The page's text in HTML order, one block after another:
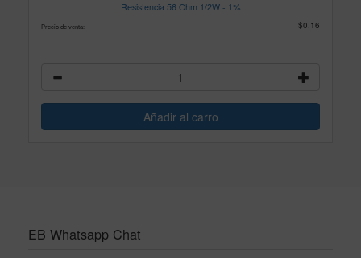
Resistencia 56 Ohm 1/2W - 1%
Precio de venta: $0.16
EB Whatsapp Chat